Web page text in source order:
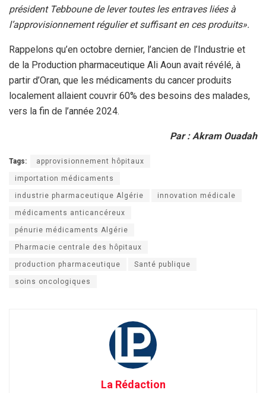
président Tebboune de lever toutes les entraves liées à
l’approvisionnement régulier et suffisant en ces produits».
Rappelons qu’en octobre dernier, l’ancien de l’Industrie et
de la Production pharmaceutique Ali Aoun avait révélé, à
partir d’Oran, que les médicaments du cancer produits
localement allaient couvrir 60% des besoins des malades,
vers la fin de l’année 2024.
Par : Akram Ouadah
Tags: approvisionnement hôpitaux
importation médicaments
industrie pharmaceutique Algérie innovation médicale
médicaments anticancéreux
pénurie médicaments Algérie
Pharmacie centrale des hôpitaux
production pharmaceutique Santé publique
soins oncologiques
La Rédaction